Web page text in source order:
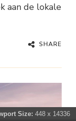
aan de lokale
SHARE
Size: 448 x 14336